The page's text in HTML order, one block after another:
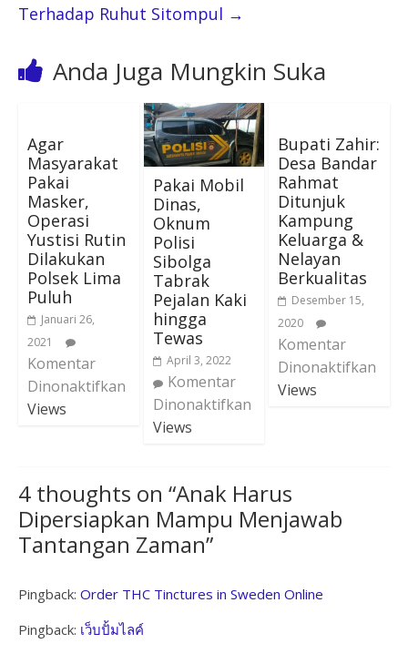
Terhadap Ruhut Sitompul →
Anda Juga Mungkin Suka
Agar
Masyarakat
Pakai
Masker,
Operasi
Yustisi Rutin
Dilakukan
Polsek Lima
Puluh
Januari 26,
2021
Komentar
Dinonaktifkan
Views
Pakai Mobil
Dinas,
Oknum
Polisi
Sibolga
Tabrak
Pejalan Kaki
hingga
Tewas
April 3, 2022
Komentar
Dinonaktifkan
Views
Bupati Zahir:
Desa Bandar
Rahmat
Ditunjuk
Kampung
Keluarga &
Nelayan
Berkualitas
Desember 15,
2020
Komentar
Dinonaktifkan
Views
4 thoughts on “Anak Harus
Dipersiapkan Mampu Menjawab
Tantangan Zaman”
Pingback: Order THC Tinctures in Sweden Online
Pingback: เว็บปั้มไลค์